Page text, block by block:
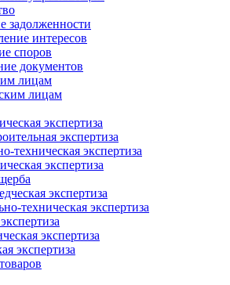
задолженности
интересов
споров
документов
лицам
лицам
экспертиза
экспертиза
техническая экспертиза
экспертиза
экспертиза
техническая экспертиза
экспертиза
экспертиза